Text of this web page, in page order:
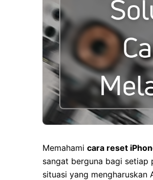
Memahami cara reset
sangat berguna bagi
situasi yang mengharuskan